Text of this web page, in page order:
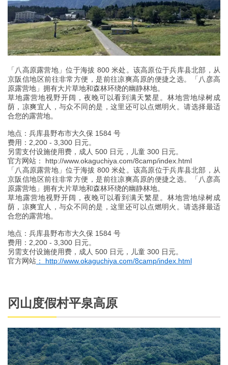
「八高原露营地」位于海拔 800 米处。该高原位于兵库县北部，从
京阪信地区前往非常方便，是前往凉爽高原的便捷之选。「八彦高
原露营地」拥有大片草地和森林环绕的幽静林地。
草地露营地视野开阔，夜晚可以看到满天繁星。林地营地绿树成
荫，凉爽宜人，与众不同的是，这里还可以点燃明火。请选择最适
合您的露营地。
地点：兵库县野布市大久保 1584 号
费用：2,200 - 3,300 日元。
另需支付设施使用费，成人 500 日元，儿童 300 日元。
官方网站： http://www.okaguchiya.com/8camp/index.html
「八高原露营地」位于海拔 800 米处。该高原位于兵库县北部，从
京阪信地区前往非常方便，是前往凉爽高原的便捷之选。「八彦高
原露营地」拥有大片草地和森林环绕的幽静林地。
草地露营地视野开阔，夜晚可以看到满天繁星。林地营地绿树成
荫，凉爽宜人，与众不同的是，这里还可以点燃明火。请选择最适
合您的露营地。
地点：兵库县野布市大久保 1584 号
费用：2,200 - 3,300 日元。
另需支付设施使用费，成人 500 日元，儿童 300 日元。
官方网站 ： http://www.okaguchiya.com/8camp/index.html
冈山度假村平泉高原